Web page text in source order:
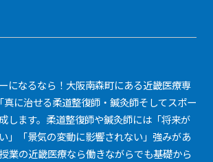
になるなら！大阪南森町にある近畿医療専
真に治せる柔道整復師・鍼灸師そしてスポー
します。柔道整復師や鍼灸師には「将来が
」「景気の変動に影響されない」強みがあ
業の近畿医療なら働きながらでも基礎から